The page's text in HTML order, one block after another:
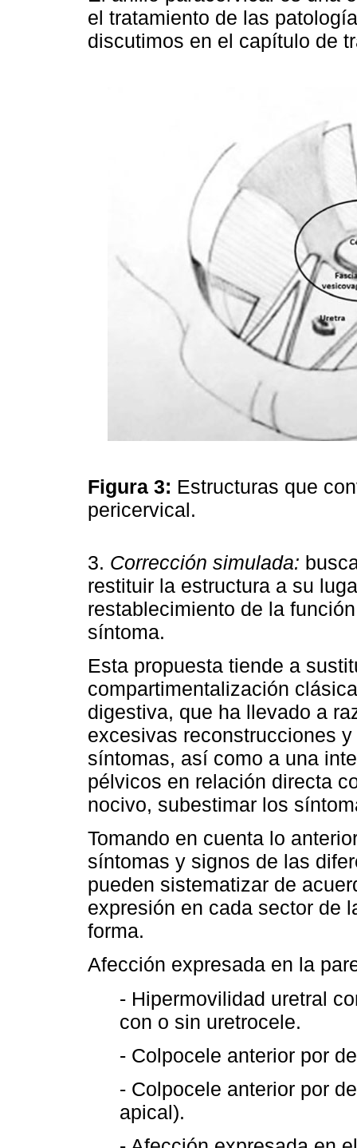
el tratamiento de las
discutimos en el capítulo de
Figura 3: Estructuras que
pericervical.
3. Corrección simulada:
restituir la estructura a su
restablecimiento de la
síntoma.
Esta propuesta tiende a
compartimentalización
digestiva, que ha llevado a
excesivas reconstrucciones
síntomas, así como a una
pélvicos en relación directa
nocivo, subestimar los
Tomando en cuenta lo
síntomas y signos de las
pueden sistematizar de
expresión en cada sector de
forma.
Afección expresada en la
- Hipermovilidad uretral
con o sin uretrocele.
- Colpocele anterior por
- Colpocele anterior por
apical).